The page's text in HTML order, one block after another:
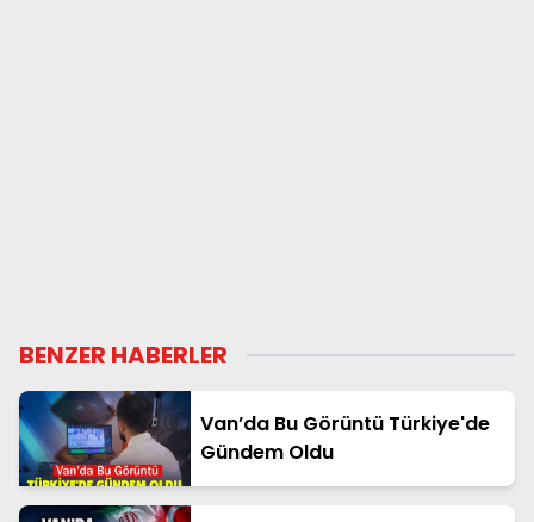
BENZER HABERLER
Van’da Bu Görüntü Türkiye'de
Gündem Oldu